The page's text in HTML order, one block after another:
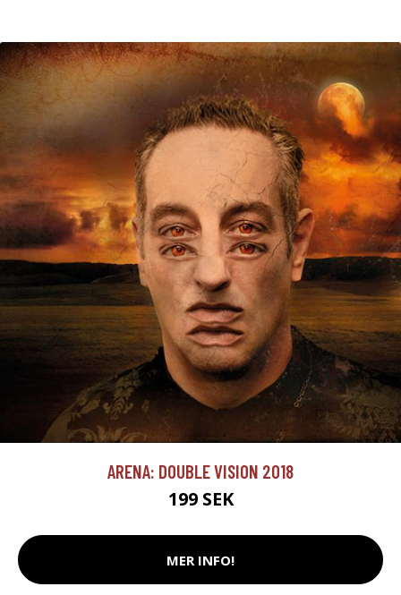
ARENA: DOUBLE VISION 2018
199 SEK
MER INFO!